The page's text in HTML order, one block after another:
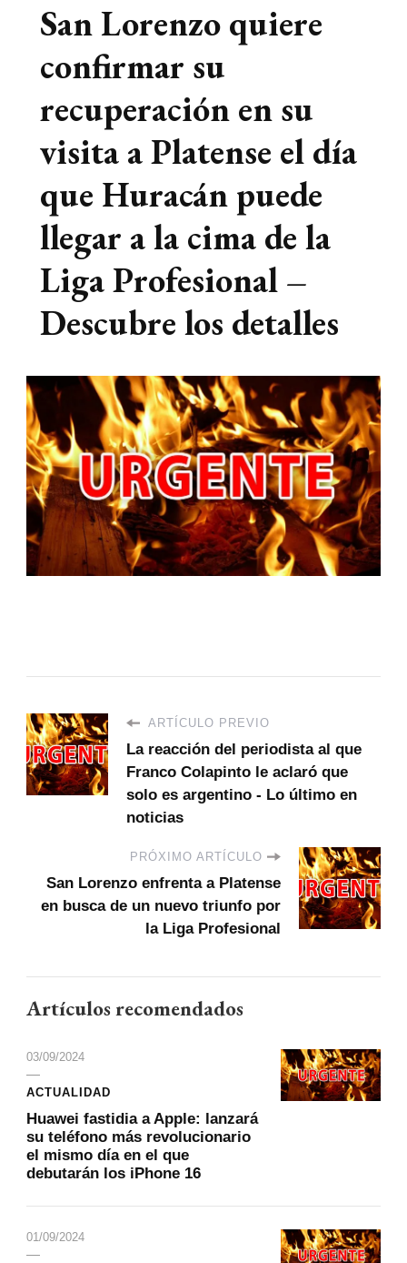
San Lorenzo quiere
confirmar su
recuperación en su
visita a Platense el día
que Huracán puede
llegar a la cima de la
Liga Profesional –
Descubre los detalles
ARTÍCULO PREVIO
La reacción del periodista al que
Franco Colapinto le aclaró que
solo es argentino - Lo último en
noticias
PRÓXIMO ARTÍCULO
San Lorenzo enfrenta a Platense
en busca de un nuevo triunfo por
la Liga Profesional
Artículos recomendados
03/09/2024
ACTUALIDAD
Huawei fastidia a Apple: lanzará
su teléfono más revolucionario
el mismo día en el que
debutarán los iPhone 16
01/09/2024